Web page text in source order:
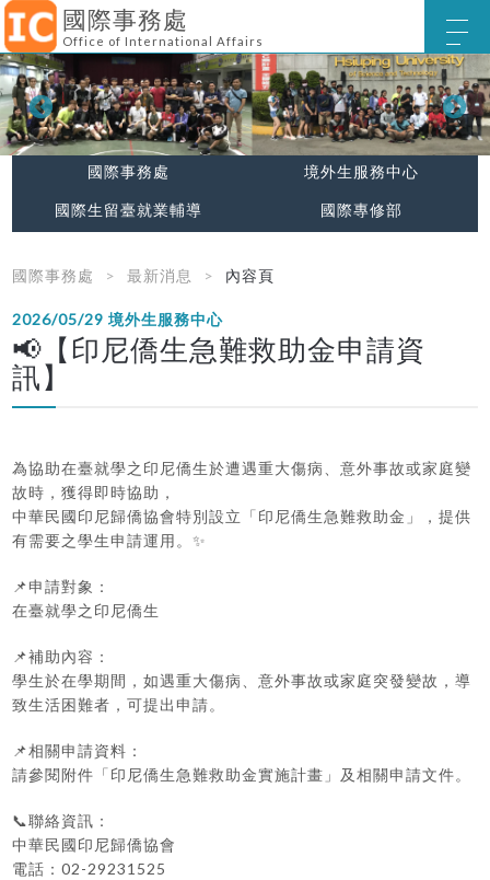
國際事務處
Office of International Affairs
國際事務處 境外生服務中心
國際生留臺就業輔導 國際專修部
國際事務處 最新消息 內容頁
2026/05/29境外生服務中心
📢【印尼僑生急難救助金申請資
訊】
為協助在臺就學之印尼僑生於遭遇重大傷病、意外事故或家庭變
故時，獲得即時協助，
中華民國印尼歸僑協會特別設立「印尼僑生急難救助金」，提供
有需要之學生申請運用。✨
📌申請對象：
在臺就學之印尼僑生
📌補助內容：
學生於在學期間，如遇重大傷病、意外事故或家庭突發變故，導
致生活困難者，可提出申請。
📌相關申請資料：
請參閱附件「印尼僑生急難救助金實施計畫」及相關申請文件。
📞聯絡資訊：
中華民國印尼歸僑協會
電話：02-29231525